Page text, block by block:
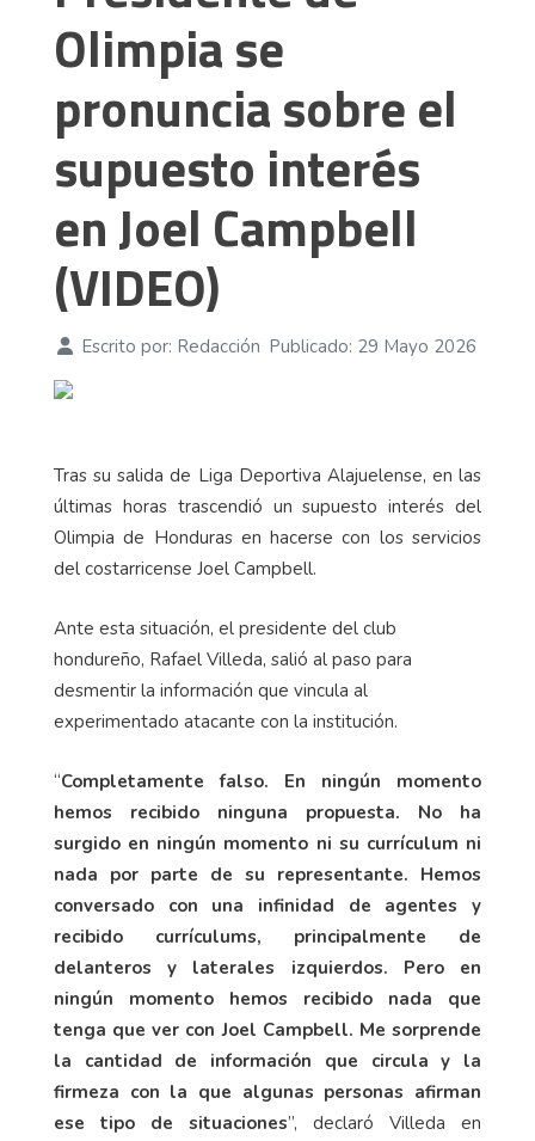
Olimpia se
pronuncia sobre el
supuesto interés
en Joel Campbell
(VIDEO)
Escrito por: Redacción Publicado: 29 Mayo 2026
Tras su salida de Liga Deportiva Alajuelense, en las
últimas horas trascendió un supuesto interés del
Olimpia de Honduras en hacerse con los servicios
del costarricense Joel Campbell.
Ante esta situación, el presidente del club
hondureño, Rafael Villeda, salió al paso para
desmentir la información que vincula al
experimentado atacante con la institución.
“Completamente falso. En ningún momento
hemos recibido ninguna propuesta. No ha
surgido en ningún momento ni su currículum ni
nada por parte de su representante. Hemos
conversado con una infinidad de agentes y
recibido currículums, principalmente de
delanteros y laterales izquierdos. Pero en
ningún momento hemos recibido nada que
tenga que ver con Joel Campbell. Me sorprende
la cantidad de información que circula y la
firmeza con la que algunas personas afirman
ese tipo de situaciones”, declaró Villeda en